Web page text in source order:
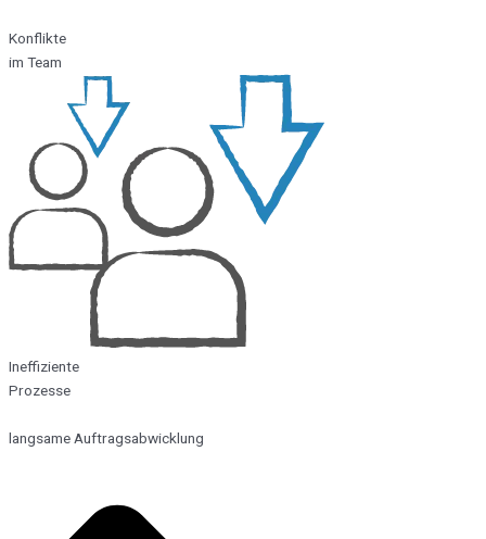
Konflikte
im Team
Ineffiziente
Prozesse
langsame Auftragsabwicklung